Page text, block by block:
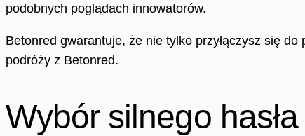
podobnych poglądach innowatorów.
Betonred gwarantuje, że nie tylko przyłączysz się
podróży z Betonred.
Wybór silnego hasła